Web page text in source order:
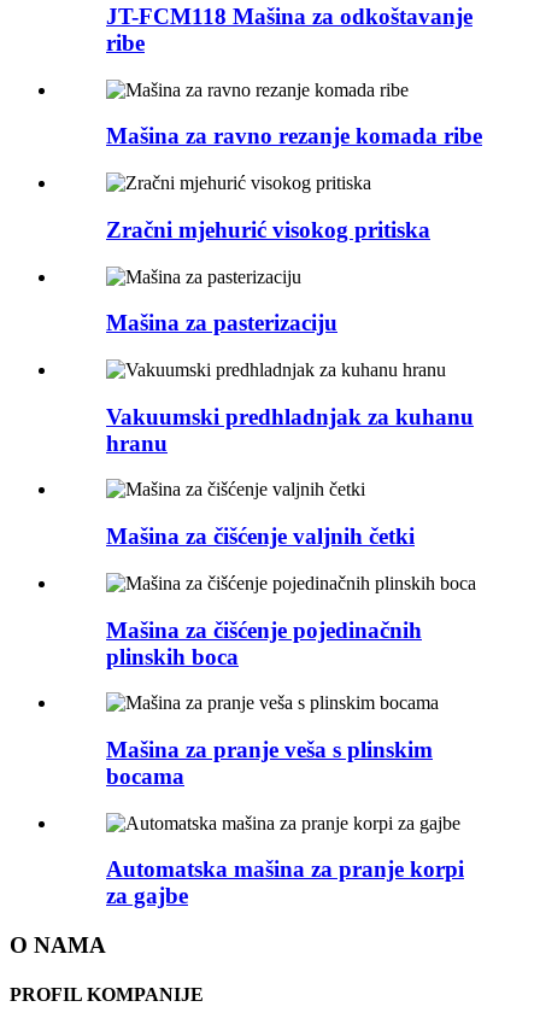
JT-FCM118 Mašina za odkoštavanje
ribe
Mašina za ravno rezanje komada ribe
Zračni mjehurić visokog pritiska
Mašina za pasterizaciju
Vakuumski predhladnjak za kuhanu
hranu
Mašina za čišćenje valjnih četki
Mašina za čišćenje pojedinačnih
plinskih boca
Mašina za pranje veša s plinskim
bocama
Automatska mašina za pranje korpi
za gajbe
O NAMA
PROFIL KOMPANIJE